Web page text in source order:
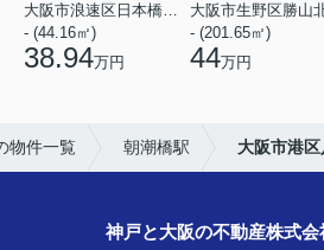
大阪市浪速区日本橋３丁目
- (44.16㎡)
38.94万円
- (201.65㎡)
44万円
物件一覧 朝潮橋駅 大阪市港
神戸と大阪の不動産株式